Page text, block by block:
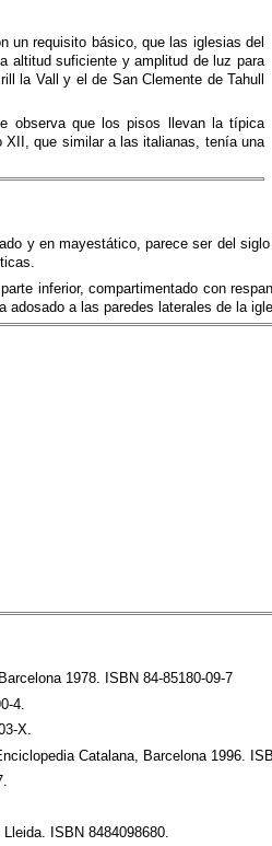
un requisito básico, que las iglesias del
altitud suficiente y amplitud de luz para
la Vall y el de San Clemente de Tahull
observa que los pisos llevan la típica
XII, que similar a las italianas, tenía una
y en mayestático, parece ser del
inferior, compartimentado con
a las paredes laterales de la
1978. ISBN 84-85180-09-7
4.
X.
Catalana, Barcelona 1996.
ISBN 8484098680.